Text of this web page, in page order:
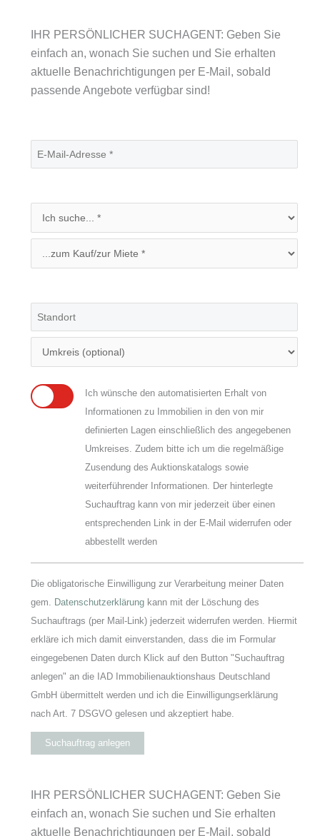
IHR PERSÖNLICHER SUCHAGENT: Geben Sie
einfach an, wonach Sie suchen und Sie erhalten
aktuelle Benachrichtigungen per E-Mail, sobald
passende Angebote verfügbar sind!
Ich wünsche den automatisierten Erhalt von
Informationen zu Immobilien in den von mir
definierten Lagen einschließlich des angegebenen
Umkreises. Zudem bitte ich um die regelmäßige
Zusendung des Auktionskatalogs sowie
weiterführender Informationen. Der hinterlegte
Suchauftrag kann von mir jederzeit über einen
entsprechenden Link in der E-Mail widerrufen oder
abbestellt werden
Die obligatorische Einwilligung zur Verarbeitung meiner Daten
gem. Datenschutzerklärung kann mit der Löschung des
Suchauftrags (per Mail-Link) jederzeit widerrufen werden. Hiermit
erkläre ich mich damit einverstanden, dass die im Formular
eingegebenen Daten durch Klick auf den Button "Suchauftrag
anlegen" an die IAD Immobilienauktionshaus Deutschland
GmbH übermittelt werden und ich die Einwilligungserklärung
nach Art. 7 DSGVO gelesen und akzeptiert habe.
Suchauftrag anlegen
IHR PERSÖNLICHER SUCHAGENT: Geben Sie
einfach an, wonach Sie suchen und Sie erhalten
aktuelle Benachrichtigungen per E-Mail, sobald